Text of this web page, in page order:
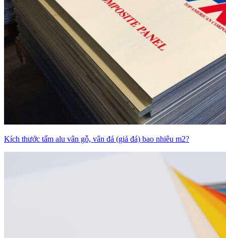
Kích thước tấm alu vân gỗ, vân đá (giả đá) bao nhiêu m2?